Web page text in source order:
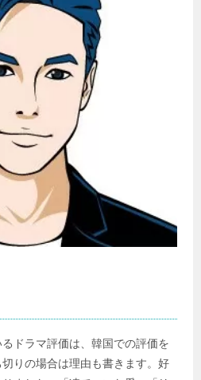
ドラマ評価は、韓国での評価を
りの場合は理由も書きます。好